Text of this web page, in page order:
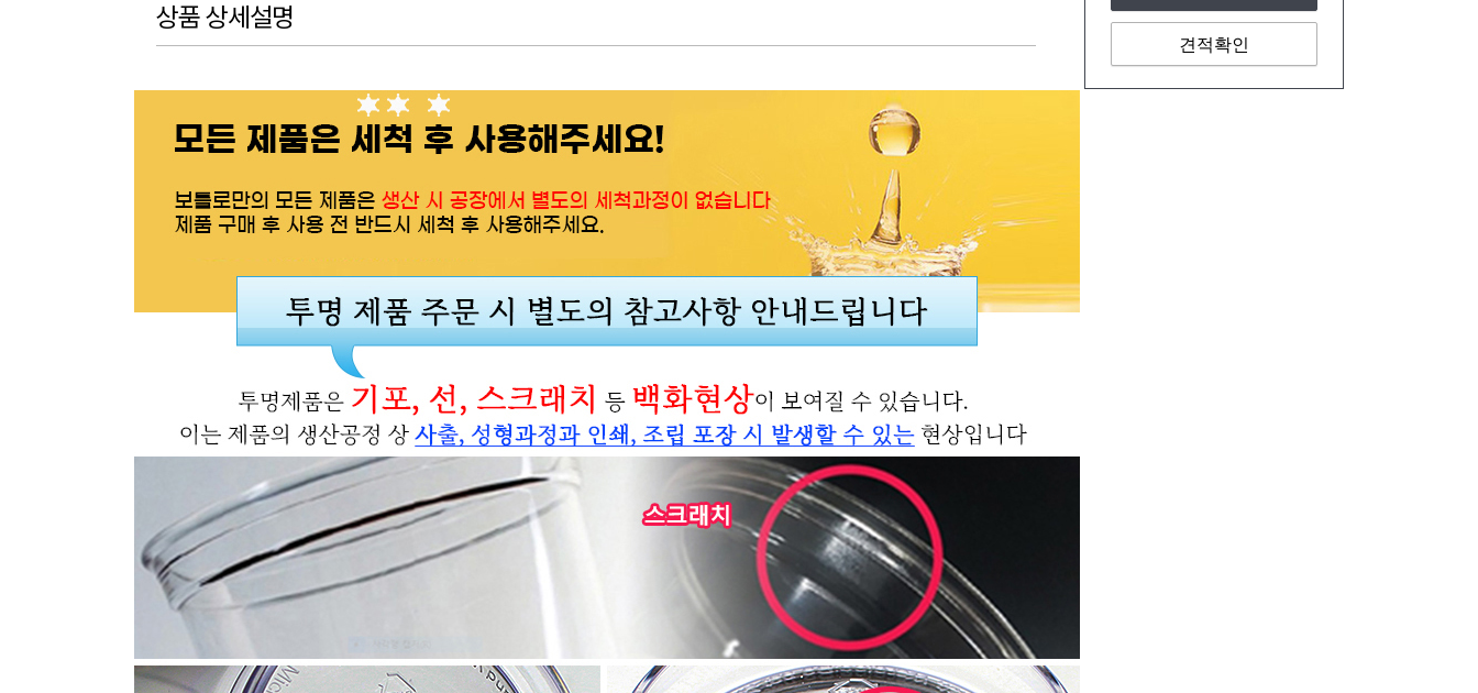
견적확인
상품 상세설명